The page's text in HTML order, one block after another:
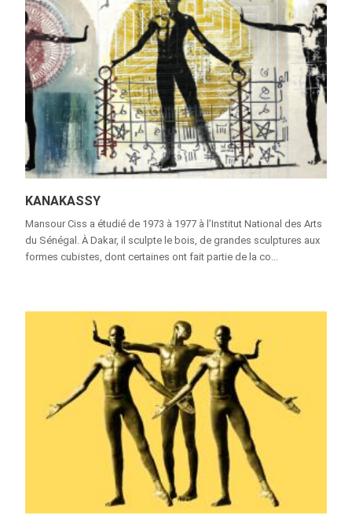
KANAKASSY
Mansour Ciss a étudié de 1973 à 1977 à l’Institut National des Arts
du Sénégal. À Dakar, il sculpte le bois, de grandes sculptures aux
formes cubistes, dont certaines ont fait partie de la co...